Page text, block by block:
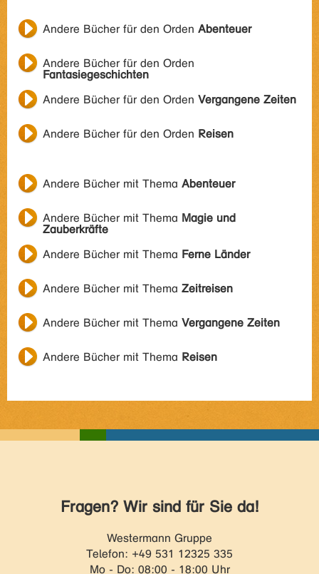
Andere Bücher für den Orden Abenteuer
Andere Bücher für den Orden
Fantasiegeschichten
Andere Bücher für den Orden Vergangene Zeiten
Andere Bücher für den Orden Reisen
Andere Bücher mit Thema Abenteuer
Andere Bücher mit Thema Magie und
Zauberkräfte
Andere Bücher mit Thema Ferne Länder
Andere Bücher mit Thema Zeitreisen
Andere Bücher mit Thema Vergangene Zeiten
Andere Bücher mit Thema Reisen